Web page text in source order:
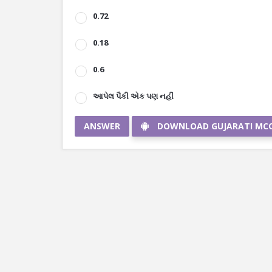
0.72
0.18
0.6
આપેલ પૈકી એક પણ નહીં
ANSWER DOWNLOAD GUJARATI